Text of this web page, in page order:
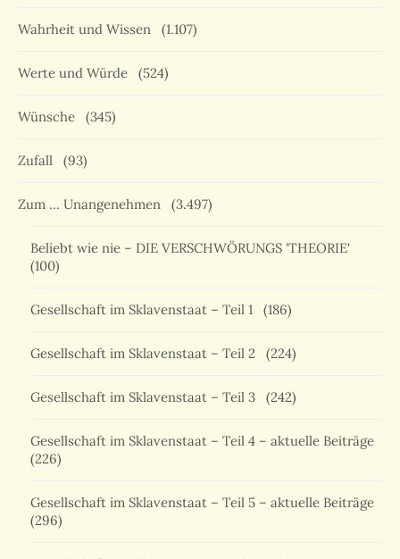
Wahrheit und Wissen (1.107)
Werte und Würde (524)
Wünsche (345)
Zufall (93)
Zum … Unangenehmen (3.497)
Beliebt wie nie – DIE VERSCHWÖRUNGS 'THEORIE'
(100)
Gesellschaft im Sklavenstaat – Teil 1 (186)
Gesellschaft im Sklavenstaat – Teil 2 (224)
Gesellschaft im Sklavenstaat – Teil 3 (242)
Gesellschaft im Sklavenstaat – Teil 4 – aktuelle Beiträge
(226)
Gesellschaft im Sklavenstaat – Teil 5 – aktuelle Beiträge
(296)